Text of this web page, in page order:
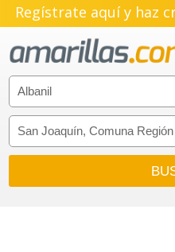
Regístrate aquí y haz